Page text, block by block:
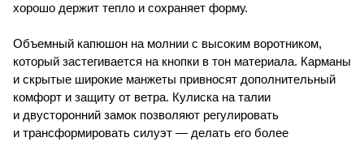
хорошо держит тепло и сохраняет форму.
Объемный капюшон на молнии с высоким воротником,
который застегивается на кнопки в тон материала. Карманы
и скрытые широкие манжеты привносят дополнительный
комфорт и защиту от ветра. Кулиска на талии
и двусторонний замок позволяют регулировать
и трансформировать силуэт — делать его более